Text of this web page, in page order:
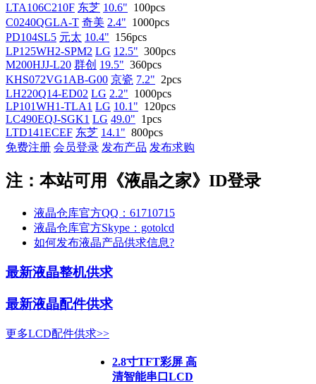
LTA106C210F 东芝 10.6" 100pcs
C0240QGLA-T 奇美 2.4" 1000pcs
PD104SL5 元太 10.4" 156pcs
LP125WH2-SPM2 LG 12.5" 300pcs
M200HJJ-L20 群创 19.5" 360pcs
KHS072VG1AB-G00 京瓷 7.2" 2pcs
LH220Q14-ED02 LG 2.2" 1000pcs
LP101WH1-TLA1 LG 10.1" 120pcs
LC490EQJ-SGK1 LG 49.0" 1pcs
LTD141ECEF 东芝 14.1" 800pcs
免费注册 会员登录 发布产品 发布求购
注：本站可用《液晶之家》ID登录
液晶仓库官方QQ：61710715
液晶仓库官方Skype：gotolcd
如何发布液晶产品供求信息?
最新液晶整机供求
最新液晶配件供求
更多LCD配件供求>>
2.8寸TFT彩屏 高
清智能串口LCD